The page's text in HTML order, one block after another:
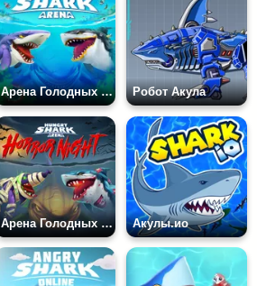
Арена Голодных Акул Робот Акула
Арена Голодных Акул: Страшная Ночь Акулы.ио